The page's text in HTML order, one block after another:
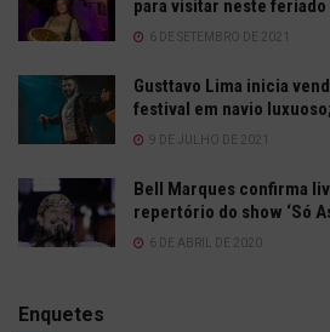
para visitar neste feriado
6 DE SETEMBRO DE 2021
Gusttavo Lima inicia
festival em navio
9 DE JULHO DE 2021
Bell Marques confirma
repertório do show ‘Só
6 DE ABRIL DE 2020
Enquetes